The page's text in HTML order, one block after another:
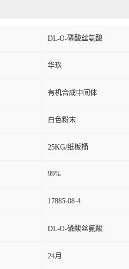
DL-O-磷酸丝氨酸
华玖
有机合成中间体
白色粉末
25KG/纸板桶
99%
17885-08-4
DL-O-磷酸丝氨酸
24月